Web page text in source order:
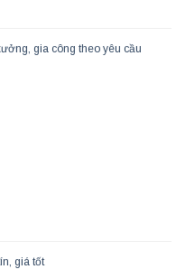
gia công theo yêu cầu
giá tốt